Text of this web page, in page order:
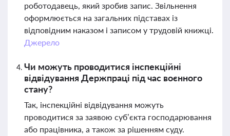
роботодавець, який зробив запис. Звільнення
оформлюється на загальних підставах із
відповідним наказом і записом у трудовій книжці.
Джерело
Чи можуть проводитися інспекційні
відвідування Держпраці під час воєнного
стану?
Так, інспекційні відвідування можуть
проводитися за заявою суб’єкта господарювання
або працівника, а також за рішенням суду.